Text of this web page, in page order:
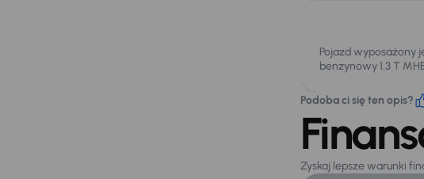
Pojazd wyposażony
benzynowy 1.3 T
Podoba ci się ten opis?
Zyskaj lepsze warunki